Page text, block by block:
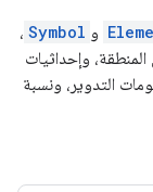
و Symbol ،
وإحداثيات
التدوير، ونسبة